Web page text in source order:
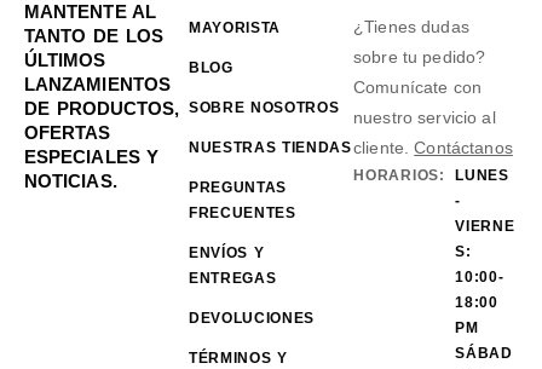
MANTENTE AL
TANTO DE LOS
ÚLTIMOS
LANZAMIENTOS
DE PRODUCTOS,
OFERTAS
ESPECIALES Y
NOTICIAS.
MAYORISTA
BLOG
SOBRE NOSOTROS
NUESTRAS TIENDAS
PREGUNTAS
FRECUENTES
ENVÍOS Y
ENTREGAS
DEVOLUCIONES
TÉRMINOS Y
¿Tienes dudas
sobre tu pedido?
Comunícate con
nuestro servicio al
cliente.Contáctanos
HORARIOS:
LUNES
-
VIERNE
S:
10:00-
18:00
PM
SÁBAD